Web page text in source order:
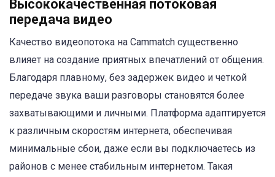
Высококачественная потоковая
передача видео
Качество видеопотока на Cammatch существенно
влияет на создание приятных впечатлений от общения.
Благодаря плавному, без задержек видео и четкой
передаче звука ваши разговоры становятся более
захватывающими и личными. Платформа адаптируется
к различным скоростям интернета, обеспечивая
минимальные сбои, даже если вы подключаетесь из
районов с менее стабильным интернетом. Такая